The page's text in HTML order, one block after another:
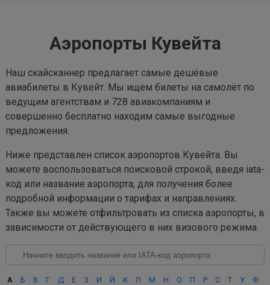
Аэропорты Кувейта
Наш скайсканнер предлагает самые дешёвые
авиабилеты в Кувейт. Мы ищем билеты на самолёт по
ведущим агентствам и 728 авиакомпаниям и
совершенно бесплатно находим самые выгодные
предложения.
Ниже представлен список аэропортов Кувейта. Вы
можете воспользоваться поисковой строкой, введя iata-
код или название аэропорта, для получения более
подробной информации о тарифах и направлениях.
Также вы можете отфильтровать из списка аэропорты, в
зависимости от действующего в них визового режима.
А Б В Г Д Е З И Й К Л М Н О П Р С Т У
Ф